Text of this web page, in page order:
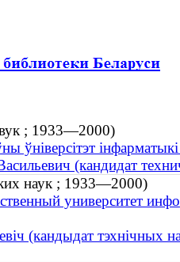
; 1933—2000)
ўніверсітэт
(кандидат
наук ; 1933—2000)
университет
(кандыдат тэхнічных